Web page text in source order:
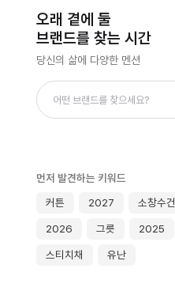
오래 곁에 둘
브랜드를 찾는 시간
당신의 삶에 다양한 멘션
먼저 발견하는 키워드
커튼
2027 소창수건
2026 그릇 2025
스티치채 유난